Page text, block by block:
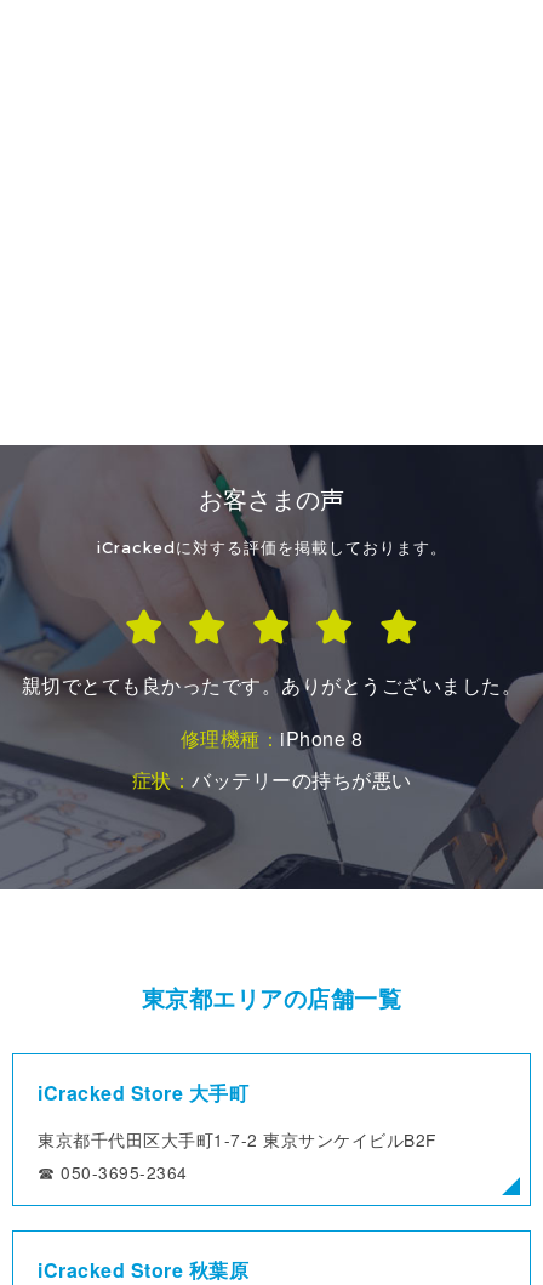
お客さまの声
iCrackedに対する評価を掲載しております。
とても良い商品ですありがとうございました
修理機種： iPhone SE2
症状： バッテリーの持ちが悪い
東京都エリアの店舗一覧
iCracked Store 大手町
東京都千代田区大手町1-7-2 東京サンケイビルB2F
☎︎ 050-3695-2364
iCracked Store 秋葉原